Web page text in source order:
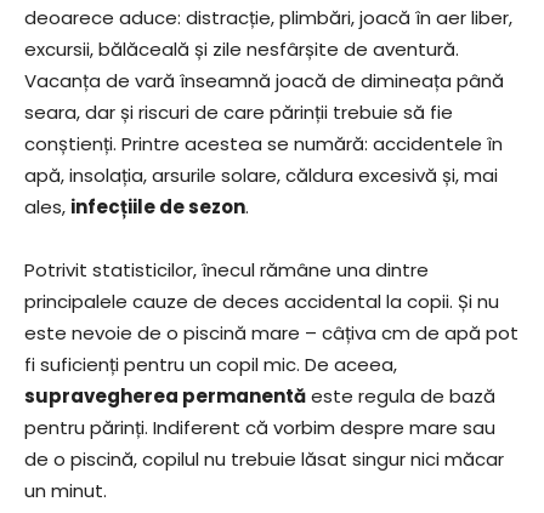
deoarece aduce: distracție, plimbări, joacă în aer liber,
excursii, bălăceală și zile nesfârșite de aventură.
Vacanța de vară înseamnă joacă de dimineața până
seara, dar și riscuri de care părinții trebuie să fie
conștienți. Printre acestea se numără: accidentele în
apă, insolația, arsurile solare, căldura excesivă și, mai
ales, infecțiile de sezon.
Potrivit statisticilor, înecul rămâne una dintre
principalele cauze de deces accidental la copii. Și nu
este nevoie de o piscină mare – câțiva cm de apă pot
fi suficienți pentru un copil mic. De aceea,
supravegherea permanentăeste regula de bază
pentru părinți. Indiferent că vorbim despre mare sau
de o piscină, copilul nu trebuie lăsat singur nici măcar
un minut.